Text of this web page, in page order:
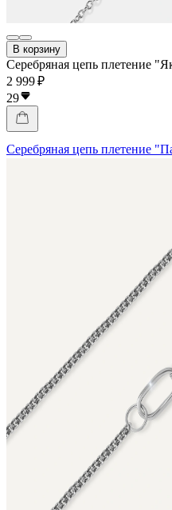
В корзину
Серебряная цепь плетение
2 999 ₽
29
Серебряная цепь плетение